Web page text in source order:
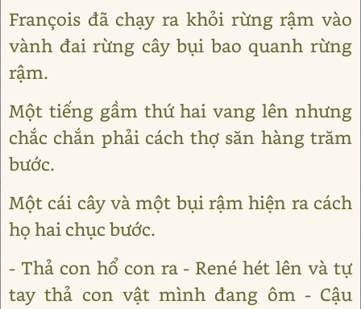
François đã chạy ra khỏi rừng rậm vào
vành đai rừng cây bụi bao quanh rừng
rậm.
Một tiếng gầm thứ hai vang lên nhưng
chắc chắn phải cách thợ săn hàng trăm
bước.
Một cái cây và một bụi rậm hiện ra cách
họ hai chục bước.
- Thả con hổ con ra - René hét lên và tự
tay thả con vật mình đang ôm - Cậu